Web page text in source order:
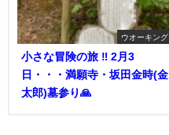
ウオーキング
小さな冒険の旅 ‼︎ 2月3
日・・・満願寺・坂田金時(金
太郎)墓参り🙏